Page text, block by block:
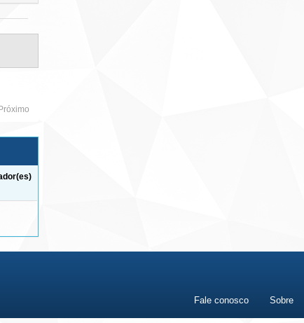
Próximo
Fale conosco Sobre